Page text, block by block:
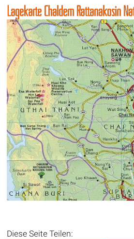
Lagekarte Chaldem Rattanakosin
Diese Seite Teilen: